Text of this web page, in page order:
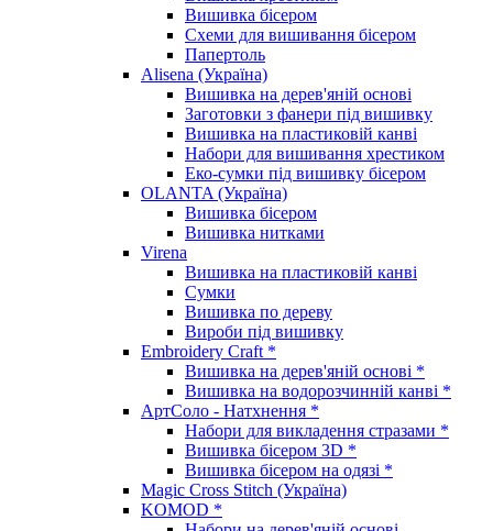
Вишивка бісером
Схеми для вишивання бісером
Папертоль
Alisena (Україна)
Вишивка на дерев'яній основі
Заготовки з фанери під вишивку
Вишивка на пластиковій канві
Набори для вишивання хрестиком
Еко-сумки під вишивку бісером
OLANTA (Україна)
Вишивка бісером
Вишивка нитками
Virena
Вишивка на пластиковій канві
Сумки
Вишивка по дереву
Вироби під вишивку
Embroidery Craft *
Вишивка на дерев'яній основі *
Вишивка на водорозчинній канві *
АртСоло - Натхнення *
Набори для викладення стразами *
Вишивка бісером 3D *
Вишивка бісером на одязі *
Magic Cross Stitch (Україна)
KOMOD *